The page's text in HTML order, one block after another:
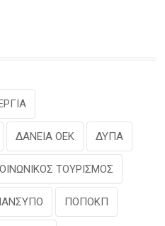
ΔΑΝΕΙΑ ΟΕΚ ΔΥΠΑ
ΤΟΥΡΙΣΜΟΣ
ΠΟΠΟΚΠ